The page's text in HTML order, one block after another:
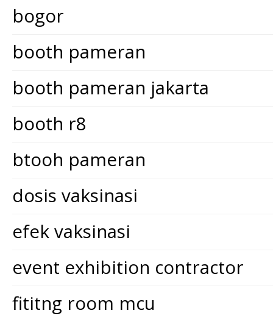
bogor
booth pameran
booth pameran jakarta
booth r8
btooh pameran
dosis vaksinasi
efek vaksinasi
event exhibition contractor
fititng room mcu